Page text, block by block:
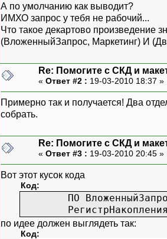
ЛЕВОЕ
ГДЕ
ПО
СГРУППИРОВАТЬ ПО
А по умолчанию как выводит?
ИМХО запрос у тебя не рабочий...
Что такое декартово произведение
(ВложенныйЗапрос, Маркетинг) И
Re: Помогите с СКД и
« Ответ #2 : 19-03-2010 18:37 »
Примерно так и получается! Два
собрать.
Re: Помогите с СКД и
« Ответ #3 : 19-03-2010 20:45 »
Вот этот кусок кода
Код:
ПО
по идее должен выглядеть так:
Код: